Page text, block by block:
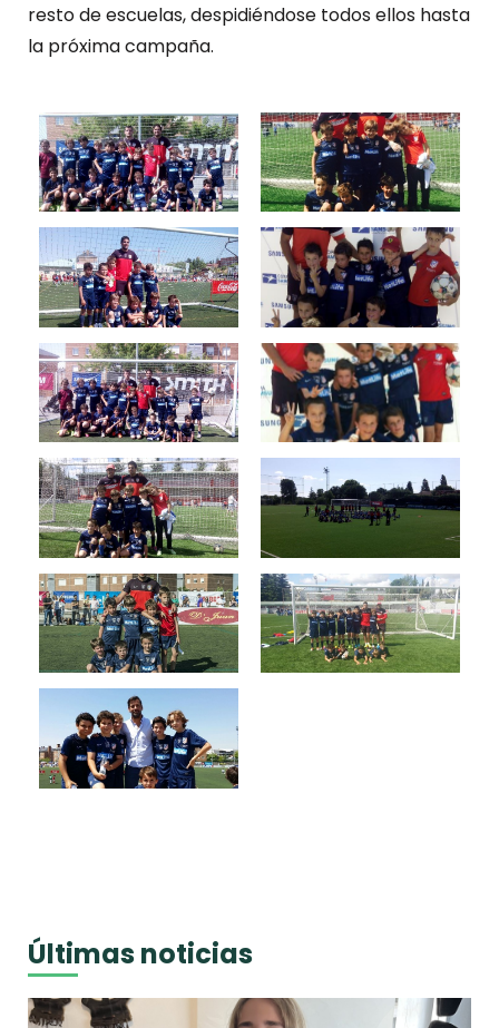
resto de escuelas, despidiéndose todos ellos hasta
la próxima campaña.
Últimas noticias